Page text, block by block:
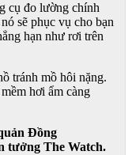
cụ đo lường chính
sẽ phục vụ cho bạn
hạn như rơi trên
tránh mồ hôi nặng.
hơi ẩm càng
Đồng
tưởng The Watch.